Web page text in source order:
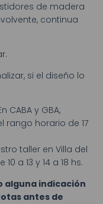
de madera
continua
si el diseño lo
CABA y GBA,
horario de 17
taller en Villa del
a 13 y 14 a 18 hs.
alguna indicación
antes de